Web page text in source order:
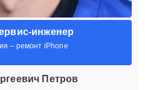
инженер
– ремонт iPhone
Петров